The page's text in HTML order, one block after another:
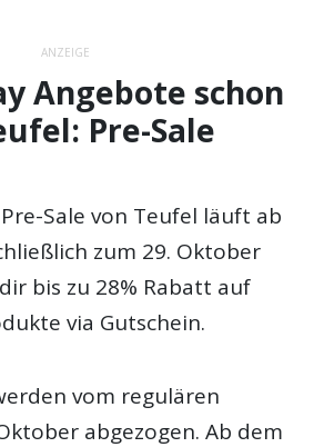
ANZEIGE
Angebote schon
Pre-Sale
Sale von Teufel läuft ab
zum 29. Oktober
bis zu 28% Rabatt auf
via Gutschein.
vom regulären
abgezogen. Ab dem